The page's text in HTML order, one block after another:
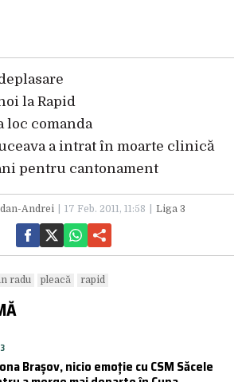
la Rapid
loc comanda
a intrat în moarte clinică
pentru cantonament
Andrei 17 Feb. 2011, 11:58 Liga 3
radu pleacă rapid
Brașov, nicio emoție cu CSM Săcele